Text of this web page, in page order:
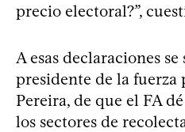
precio electoral?”,
A esas declaraciones
presidente de la
Pereira, de que el FA
los sectores de